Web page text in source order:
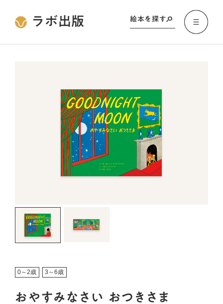
ラボ出版 絵本を探す
0～2歳 3～6歳
おやすみなさい おつきさま